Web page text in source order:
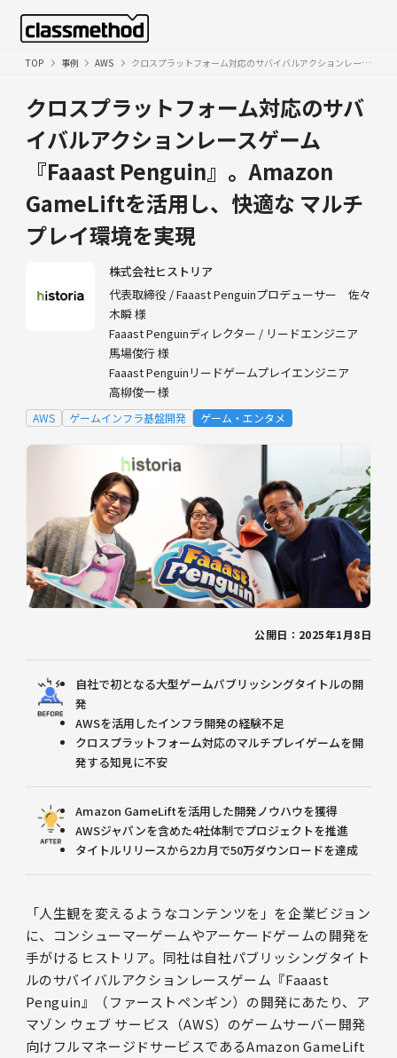
TOP 事例 AWS クロスプラットフォーム対応のサバイバルアクションレースゲーム『Faaast Penguin』。Amazon GameLiftを活用し、快適なマルチプレイ環境を実現
クロスプラットフォーム対応のサバ
イバルアクションレースゲーム
『Faaast Penguin』。Amazon
GameLiftを活用し、快適な マルチ
プレイ環境を実現
株式会社ヒストリア
代表取締役 / Faaast Penguinプロデューサー 佐々
木瞬 様
Faaast Penguinディレクター / リードエンジニア
馬場俊行 様
Faaast Penguinリードゲームプレイエンジニア
高柳俊一 様
AWS ゲームインフラ基盤開発 ゲーム・エンタメ
公開日：2025年1月8日
自社で初となる大型ゲームパブリッシングタイトルの開
発
AWSを活用したインフラ開発の経験不足
クロスプラットフォーム対応のマルチプレイゲームを開
発する知見に不安
Amazon GameLiftを活用した開発ノウハウを獲得
AWSジャパンを含めた4社体制でプロジェクトを推進
タイトルリリースから2カ月で50万ダウンロードを達成
「人生観を変えるようなコンテンツを」を企業ビジョン
に、コンシューマーゲームやアーケードゲームの開発を
手がけるヒストリア。同社は自社パブリッシングタイト
ルのサバイバルアクションレースゲーム『Faaast
Penguin』（ファーストペンギン）の開発にあたり、ア
マゾン ウェブ サービス（AWS）のゲームサーバー開発
向けフルマネージドサービスであるAmazon GameLift